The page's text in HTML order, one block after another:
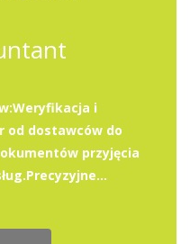
i
od dostawców do
przyjęcia